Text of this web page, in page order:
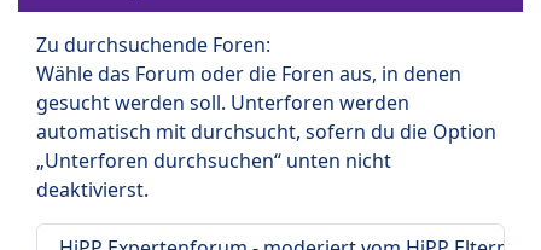
Zu durchsuchende Foren:
Wähle das Forum oder die Foren aus, in denen
gesucht werden soll. Unterforen werden
automatisch mit durchsucht, sofern du die Option
„Unterforen durchsuchen“ unten nicht
deaktivierst.